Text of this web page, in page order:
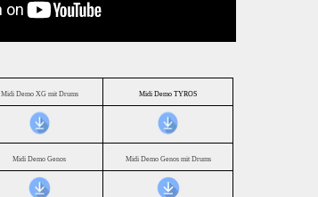
Midi Demo XG mit Drums Midi Demo TYROS
Midi Demo Genos Midi Demo Genos mit Drums